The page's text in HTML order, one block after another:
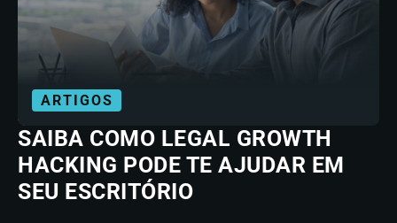
ARTIGOS
SAIBA COMO LEGAL GROWTH
HACKING PODE TE AJUDAR EM
SEU ESCRITÓRIO